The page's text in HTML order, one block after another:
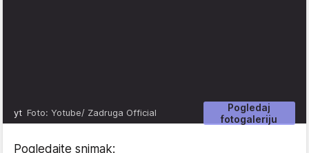
Pogledaj
fotogaleriju
yt Foto: Yotube/ Zadruga Official
Pogledajte snimak: